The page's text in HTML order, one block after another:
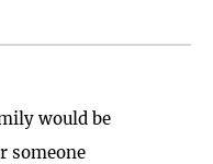
would be
someone